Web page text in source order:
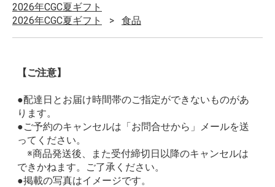
2026年CGC夏ギフト
2026年CGC夏ギフト
食品
【ご注意】
●配達日とお届け時間帯のご指定ができないものがあ
ります。
●ご予約のキャンセルは「お問合せから」メールを送
ってください。
※商品発送後、また受付締切日以降のキャンセルは
できかねます。ご了承ください。
●掲載の写真はイメージです。